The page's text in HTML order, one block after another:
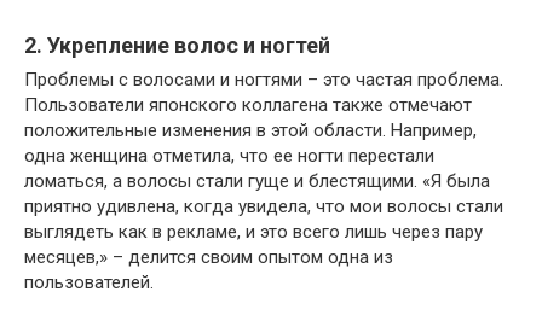
2. Укрепление волос и ногтей
Проблемы с волосами и ногтями – это частая проблема.
Пользователи японского коллагена также отмечают
положительные изменения в этой области. Например,
одна женщина отметила, что ее ногти перестали
ломаться, а волосы стали гуще и блестящими. «Я была
приятно удивлена, когда увидела, что мои волосы стали
выглядеть как в рекламе, и это всего лишь через пару
месяцев,» – делится своим опытом одна из
пользователей.